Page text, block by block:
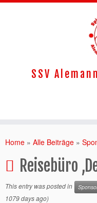
SSV
Home » Alle Beiträge »
Reisebüro
This entry was posted in
1079 days ago)